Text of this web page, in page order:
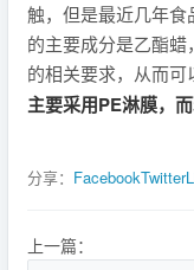
触，但是最近几年
的主要成分是乙酯
的相关要求，从而可
主要采用PE淋膜，
分享： FacebookTwitter
上一篇：